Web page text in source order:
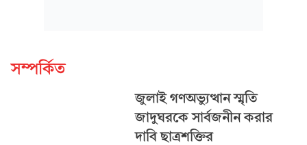
সম্পর্কিত
জুলাই গণঅভ্যুত্থান স্মৃতি
জাদুঘরকে সার্বজনীন করার
দাবি ছাত্রশক্তির